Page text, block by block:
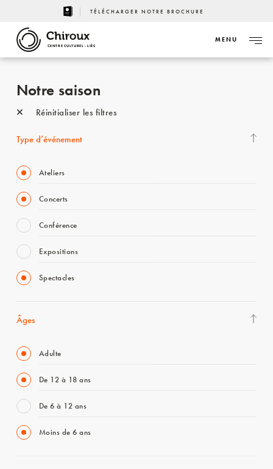
TÉLÉCHARGER NOTRE BROCHURE
CENTRE CULTUREL - LIÈGE
MENU
Notre saison
Réinitialiser les filtres
Type d’événement
Ateliers
Concerts
Conférence
Expositions
Spectacles
Âges
Adulte
De 12 à 18 ans
De 6 à 12 ans
Moins de 6 ans